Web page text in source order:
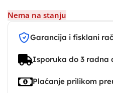
Nema na stanju
Garancija i fisklani
Isporuka do 3 radna
Plaćanje prilikom